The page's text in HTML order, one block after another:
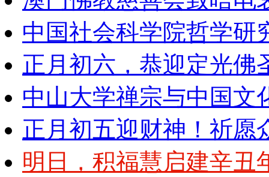
中国社会科学院哲学研
正月初六，恭迎定光佛
中山大学禅宗与中国文
正月初五迎财神！祈愿
明日，积福慧启建辛丑